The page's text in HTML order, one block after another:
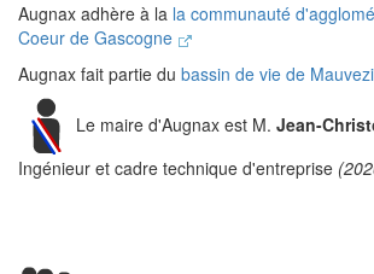
Augnax adhère à la la communauté
Coeur de Gascogne
Augnax fait partie du bassin de vie de
Le maire d'Augnax est M. Jean-
Ingénieur et cadre technique d'entreprise